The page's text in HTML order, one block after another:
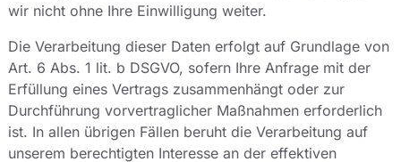
wir nicht ohne Ihre Einwilligung weiter.
Die Verarbeitung dieser Daten erfolgt auf Grundlage von
Art. 6 Abs. 1 lit. b DSGVO, sofern Ihre Anfrage mit der
Erfüllung eines Vertrags zusammenhängt oder zur
Durchführung vorvertraglicher Maßnahmen erforderlich
ist. In allen übrigen Fällen beruht die Verarbeitung auf
unserem berechtigten Interesse an der effektiven